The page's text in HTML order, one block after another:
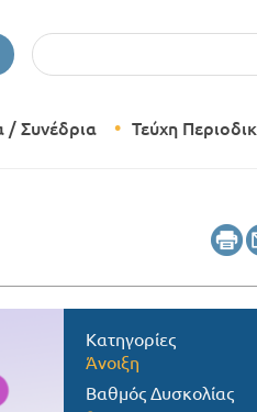
/ Συνέδρια Τεύχη
Δημιουργικό
Κατηγορίες
Άνοιξη
Βαθμός Δυσκολίας